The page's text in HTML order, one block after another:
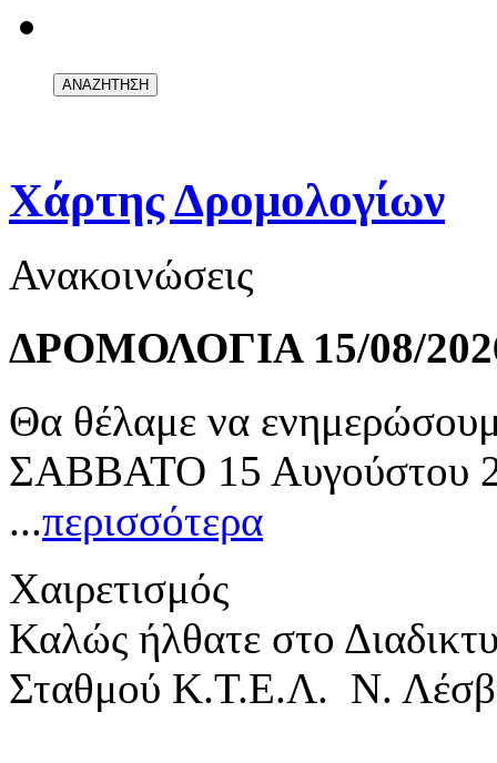
Χάρτης Δρομολογίων
Ανακοινώσεις
ΔΡΟΜΟΛΟΓΙΑ 15/08/
Θα θέλαμε να
ΣΑΒΒΑΤΟ 15 Αυγούστου
...περισσότερα
Χαιρετισμός
Καλώς ήλθατε στο
Σταθμού Κ.Τ.Ε.Λ. Ν.